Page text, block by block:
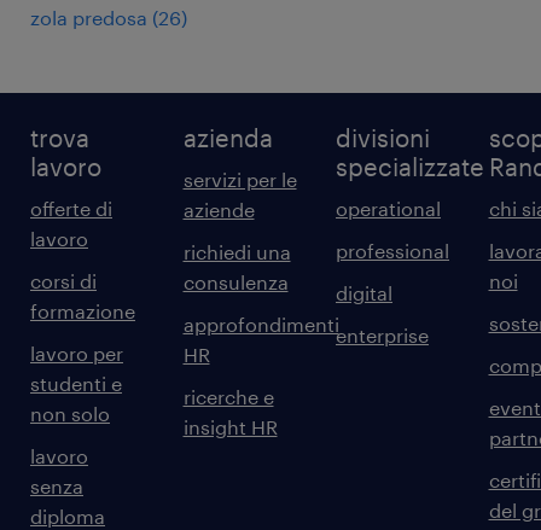
zola predosa (26)
trova
lavoro
offerte di
lavoro
corsi di
formazione
lavoro per
studenti e
non solo
lavoro
senza
diploma
azienda
servizi per le
aziende
richiedi una
consulenza
approfondimenti
HR
ricerche e
insight HR
divisioni
specializzate
operational
professional
digital
enterprise
chi
noi
del